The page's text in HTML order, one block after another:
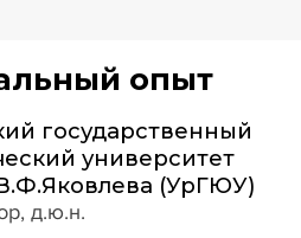
опыт
государственный
университет
(УрГЮУ)
д.ю.н.